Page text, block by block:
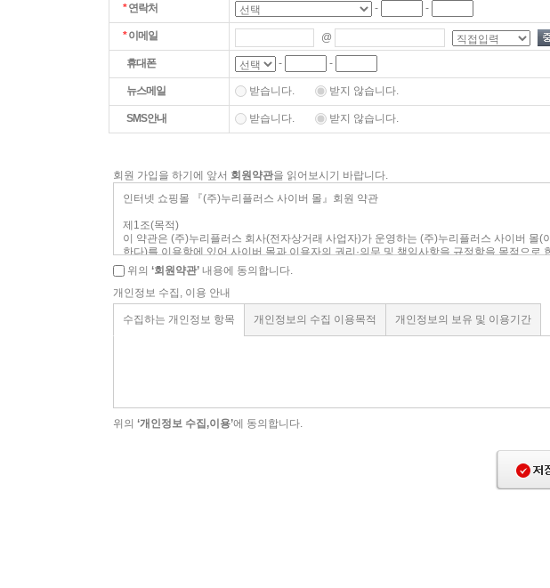
*연락처 - -
*이메일 @
휴대폰 - -
뉴스메일 받습니다. 받지 않습니다.
SMS안내 받습니다. 받지 않습니다.
회원 가입을 하기에 앞서 회원약관을 읽어보시기 바랍니다.
위의 ‘회원약관’ 내용에 동의합니다.
개인정보 수집, 이용 안내
수집하는 개인정보 항목 개인정보의 수집 이용목적 개인정보의 보유 및 이용기간
위의 ‘개인정보 수집,이용’에 동의합니다.